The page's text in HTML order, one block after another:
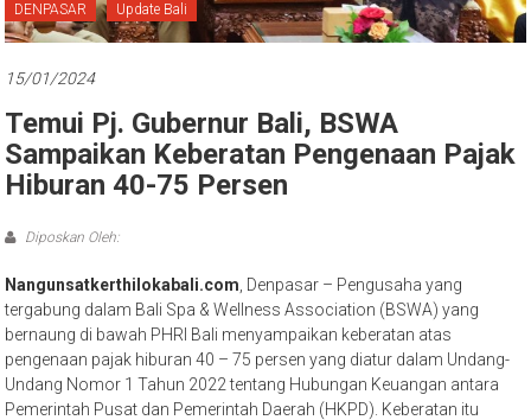
Bali
DENPASAR Update Bali
15/01/2024
Temui Pj. Gubernur Bali, BSWA
Sampaikan Keberatan Pengenaan Pajak
Hiburan 40-75 Persen
Diposkan Oleh:
Nangunsatkerthilokabali.com , Denpasar – Pengusaha yang
tergabung dalam Bali Spa & Wellness Association (BSWA) yang
bernaung di bawah PHRI Bali menyampaikan keberatan atas
pengenaan pajak hiburan 40 – 75 persen yang diatur dalam Undang-
Undang Nomor 1 Tahun 2022 tentang Hubungan Keuangan antara
Pemerintah Pusat dan Pemerintah Daerah (HKPD). Keberatan itu